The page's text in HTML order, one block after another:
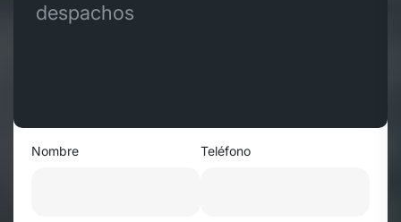
despachos
Nombre Teléfono